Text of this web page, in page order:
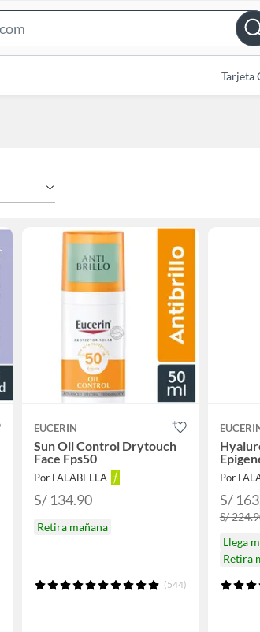
Bar
Tarjeta
EUCERIN
Sun Oil Control Drytouch
Face Fps50
Por FALABELLA
S/ 134.90
Retira mañana
(544)
Por
S/
S/
Llega
Retira